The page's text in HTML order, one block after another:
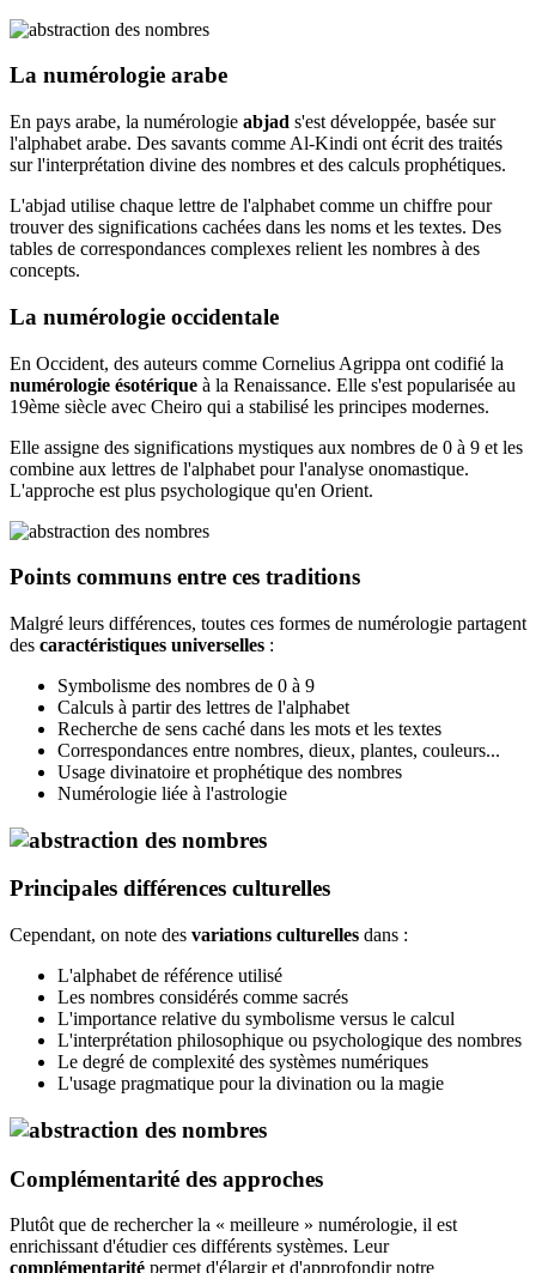
La numérologie arabe
En pays arabe, la numérologie abjad s'est développée, basée sur
l'alphabet arabe. Des savants comme Al-Kindi ont écrit des traités
sur l'interprétation divine des nombres et des calculs prophétiques.
L'abjad utilise chaque lettre de l'alphabet comme un chiffre pour
trouver des significations cachées dans les noms et les textes. Des
tables de correspondances complexes relient les nombres à des
concepts.
La numérologie occidentale
En Occident, des auteurs comme Cornelius Agrippa ont codifié la
numérologie ésotérique à la Renaissance. Elle s'est popularisée au
19ème siècle avec Cheiro qui a stabilisé les principes modernes.
Elle assigne des significations mystiques aux nombres de 0 à 9 et les
combine aux lettres de l'alphabet pour l'analyse onomastique.
L'approche est plus psychologique qu'en Orient.
Points communs entre ces traditions
Malgré leurs différences, toutes ces formes de numérologie partagent
des caractéristiques universelles :
Symbolisme des nombres de 0 à 9
Calculs à partir des lettres de l'alphabet
Recherche de sens caché dans les mots et les textes
Correspondances entre nombres, dieux, plantes, couleurs...
Usage divinatoire et prophétique des nombres
Numérologie liée à l'astrologie
Principales différences culturelles
Cependant, on note des variations culturelles dans :
L'alphabet de référence utilisé
Les nombres considérés comme sacrés
L'importance relative du symbolisme versus le calcul
L'interprétation philosophique ou psychologique des nombres
Le degré de complexité des systèmes numériques
L'usage pragmatique pour la divination ou la magie
Complémentarité des approches
Plutôt que de rechercher la « meilleure » numérologie, il est
enrichissant d'étudier ces différents systèmes. Leur
complémentarité permet d'élargir et d'approfondir notre